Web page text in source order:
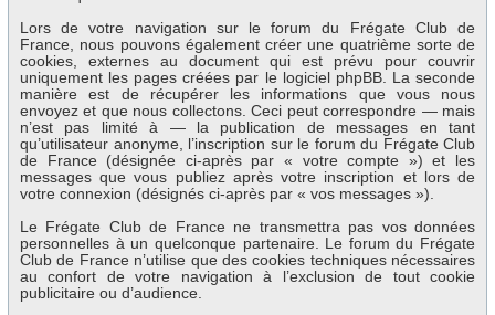
Lors de votre navigation sur le forum du Frégate Club de
France, nous pouvons également créer une quatrième sorte de
cookies, externes au document qui est prévu pour couvrir
uniquement les pages créées par le logiciel phpBB. La seconde
manière est de récupérer les informations que vous nous
envoyez et que nous collectons. Ceci peut correspondre — mais
n’est pas limité à — la publication de messages en tant
qu’utilisateur anonyme, l’inscription sur le forum du Frégate Club
de France (désignée ci-après par « votre compte ») et les
messages que vous publiez après votre inscription et lors de
votre connexion (désignés ci-après par « vos messages »).
Le Frégate Club de France ne transmettra pas vos données
personnelles à un quelconque partenaire. Le forum du Frégate
Club de France n’utilise que des cookies techniques nécessaires
au confort de votre navigation à l’exclusion de tout cookie
publicitaire ou d’audience.